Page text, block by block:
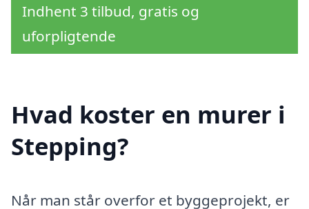
Indhent 3 tilbud, gratis og
uforpligtende
Hvad koster en murer i
Stepping?
Når man står overfor et byggeprojekt, er